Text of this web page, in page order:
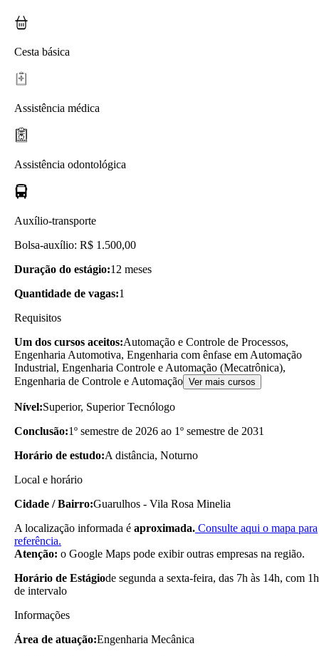
Cesta básica
Assistência médica
Assistência odontológica
Auxílio-transporte
Bolsa-auxílio: R$ 1.500,00
Duração do estágio:12 meses
Quantidade de vagas:1
Requisitos
Um dos cursos aceitos:Automação e Controle de Processos,
Engenharia Automotiva, Engenharia com ênfase em Automação
Industrial, Engenharia Controle e Automação (Mecatrônica),
Engenharia de Controle e Automação Ver mais cursos
Nível:Superior, Superior Tecnólogo
Conclusão:1º semestre de 2026 ao 1º semestre de 2031
Horário de estudo:A distância, Noturno
Local e horário
Cidade / Bairro:Guarulhos - Vila Rosa Minelia
A localização informada é aproximada. Consulte aqui o mapa para
referência.
Atenção: o Google Maps pode exibir outras empresas na região.
Horário de Estágiode segunda a sexta-feira, das 7h às 14h, com 1h
de intervalo
Informações
Área de atuação:Engenharia Mecânica